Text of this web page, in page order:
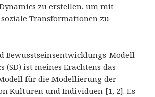
zu erstellen, um mit
soziale Transformationen zu
Bewusstseinsentwicklungs-Modell
(SD) ist meines Erachtens das
für die Modellierung der
Kulturen und Individuen [1, 2]. Es